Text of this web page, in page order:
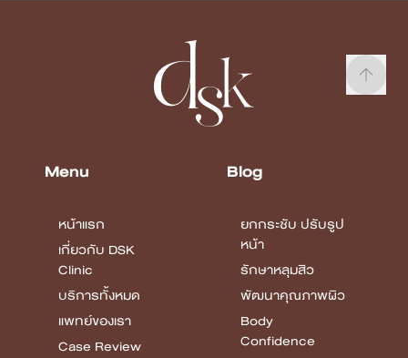
Menu
หน้าแรก
เกี่ยวกับ DSK
Clinic
บริการทั้งหมด
แพทย์ของเรา
Case Review
Blog
ยกกระชับ ปรับรูป
หน้า
รักษาหลุมสิว
พัฒนาคุณภาพผิว
Body
Confidence